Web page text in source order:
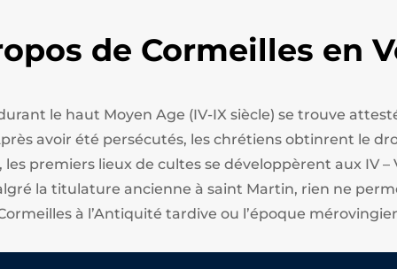
de Cormeilles en
le haut Moyen Age (IV-IX siècle) se trouve
avoir été persécutés, les chrétiens obtinrent le
les premiers lieux de cultes se développèrent aux IV –
la titulature ancienne à saint Martin, rien ne
à l’Antiquité tardive ou l’époque